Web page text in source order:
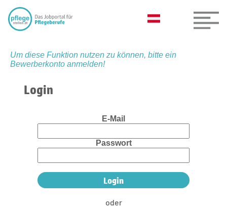
Um diese Funktion nutzen zu können, bitte ein
Bewerberkonto anmelden!
Login
E-Mail
Passwort
oder